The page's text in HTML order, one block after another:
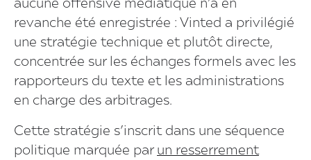
aucune offensive médiatique n’a en
revanche été enregistrée : Vinted a privilégié
une stratégie technique et plutôt directe,
concentrée sur les échanges formels avec les
rapporteurs du texte et les administrations
en charge des arbitrages.
Cette stratégie s’inscrit dans une séquence
politique marquée par un resserrement